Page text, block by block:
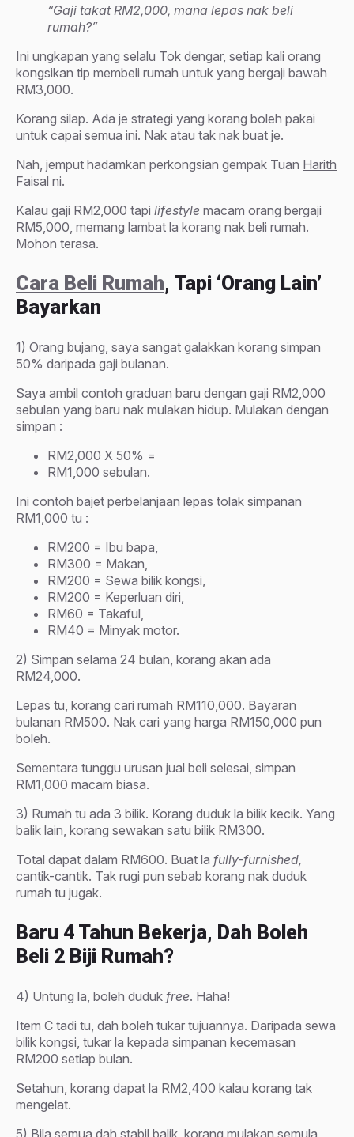
“Gaji takat RM2,000, mana lepas nak beli
rumah?”
Ini ungkapan yang selalu Tok dengar, setiap kali orang
kongsikan tip membeli rumah untuk yang bergaji bawah
RM3,000.
Korang silap. Ada je strategi yang korang boleh pakai
untuk capai semua ini. Nak atau tak nak buat je.
Nah, jemput hadamkan perkongsian gempak Tuan Harith
Faisal ni.
Kalau gaji RM2,000 tapi lifestyle macam orang bergaji
RM5,000, memang lambat la korang nak beli rumah.
Mohon terasa.
Cara Beli Rumah, Tapi ‘orang Lain’
Bayarkan
1) Orang bujang, saya sangat galakkan korang simpan
50% daripada gaji bulanan.
Saya ambil contoh graduan baru dengan gaji RM2,000
sebulan yang baru nak mulakan hidup. Mulakan dengan
simpan :
RM2,000 X 50% =
RM1,000 sebulan.
Ini contoh bajet perbelanjaan lepas tolak simpanan
RM1,000 tu :
RM200 = Ibu bapa,
RM300 = Makan,
RM200 = Sewa bilik kongsi,
RM200 = Keperluan diri,
RM60 = Takaful,
RM40 = Minyak motor.
2) Simpan selama 24 bulan, korang akan ada
RM24,000.
Lepas tu, korang cari rumah RM110,000. Bayaran
bulanan RM500. Nak cari yang harga RM150,000 pun
boleh.
Sementara tunggu urusan jual beli selesai, simpan
RM1,000 macam biasa.
3) Rumah tu ada 3 bilik. Korang duduk la bilik kecik. Yang
balik lain, korang sewakan satu bilik RM300.
Total dapat dalam RM600. Buat la fully-furnished,
cantik-cantik. Tak rugi pun sebab korang nak duduk
rumah tu jugak.
Baru 4 Tahun Bekerja, Dah Boleh
Beli 2 Biji Rumah?
4) Untung la, boleh duduk free. Haha!
Item C tadi tu, dah boleh tukar tujuannya. Daripada sewa
bilik kongsi, tukar la kepada simpanan kecemasan
RM200 setiap bulan.
Setahun, korang dapat la RM2,400 kalau korang tak
mengelat.
5) Bila semua dah stabil balik, korang mulakan semula